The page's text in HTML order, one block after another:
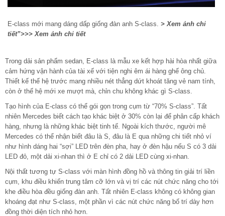
E-class mới mang dáng dấp giống đàn anh S-class. > Xem ảnh chi
tiết”>>> Xem ảnh chi tiết
Trong dải sản phẩm sedan, E-class là mẫu xe kết hợp hài hòa nhất giữa
cảm hứng vận hành của tài xế với tiện nghi êm ái hàng ghế ông chủ.
Thiết kế thế hệ trước mang nhiều nét thẳng dứt khoát tăng vẻ nam tính,
còn ở thế hệ mới xe mượt mà, chỉn chu không khác gì S-class.
Tạo hình của E-class có thể gói gọn trong cụm từ “70% S-class”. Tất
nhiên Mercedes biết cách tạo khác biệt ở 30% còn lại để phân cấp khách
hàng, nhưng là những khác biệt tinh tế. Ngoài kích thước, người mê
Mercedes có thể nhận biết đâu là S, đâu là E qua những chi tiết nhỏ ví
như hình dáng hai “sợi” LED trên đèn pha, hay ở đèn hậu nếu S có 3 dải
LED đỏ, một dải xi-nhan thì ở E chỉ có 2 dải LED cùng xi-nhan.
Nội thất tương tự S-class với màn hình đồng hồ và thông tin giải trí liền
cụm, khu điều khiển trung tâm cỡ lớn và vị trí các nút chức năng cho tới
khe điều hòa đều giống đàn anh. Tất nhiên E-class không có không gian
khoáng đạt như S-class, một phần vì các nút chức năng bố trí dày hơn
đồng thời diện tích nhỏ hơn.